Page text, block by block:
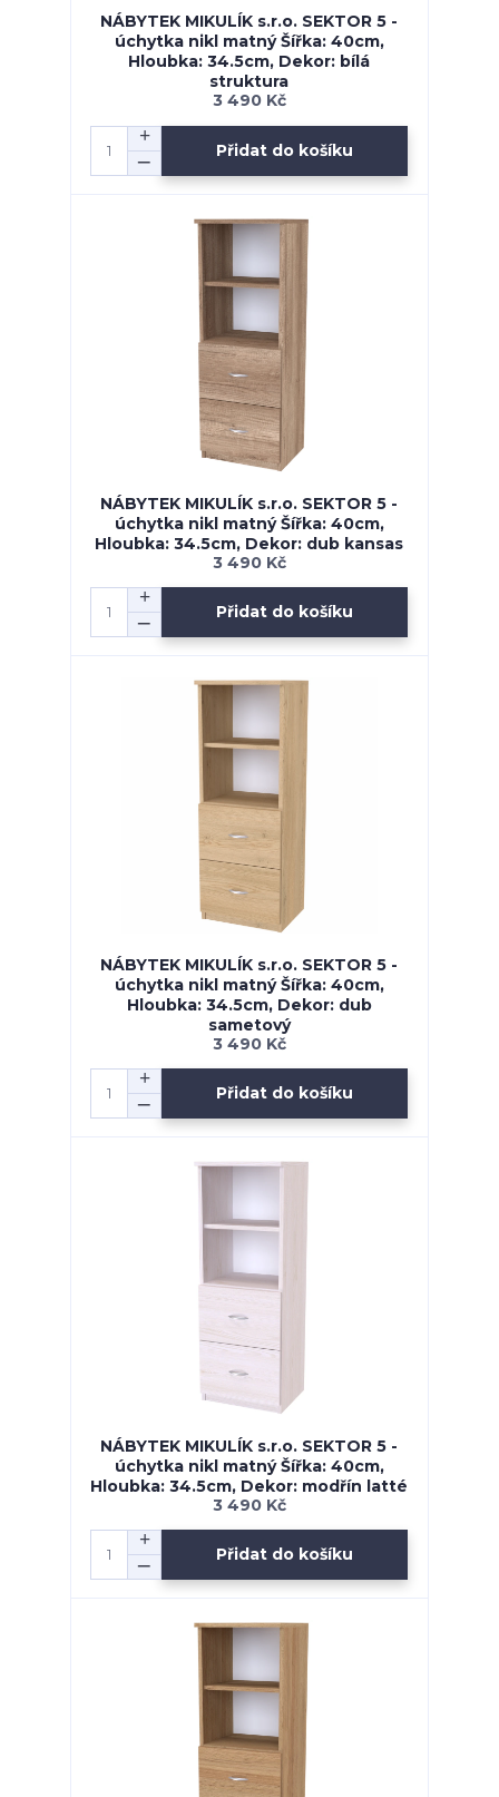
NÁBYTEK MIKULÍK s.r.o. SEKTOR 5 -
úchytka nikl matný Šířka: 40cm,
Hloubka: 34.5cm, Dekor: bílá
struktura
3 490 Kč
Přidat do košíku
NÁBYTEK MIKULÍK s.r.o. SEKTOR 5 -
úchytka nikl matný Šířka: 40cm,
Hloubka: 34.5cm, Dekor: dub kansas
3 490 Kč
Přidat do košíku
NÁBYTEK MIKULÍK s.r.o. SEKTOR 5 -
úchytka nikl matný Šířka: 40cm,
Hloubka: 34.5cm, Dekor: dub
sametový
3 490 Kč
Přidat do košíku
NÁBYTEK MIKULÍK s.r.o. SEKTOR 5 -
úchytka nikl matný Šířka: 40cm,
Hloubka: 34.5cm, Dekor: modřín latté
3 490 Kč
Přidat do košíku